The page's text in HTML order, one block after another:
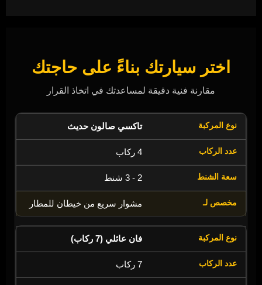
اختر سيارتك بناءً على حاجتك
مقارنة فنية دقيقة لمساعدتك في اتخاذ القرار
تاكسي صالون حديث
4 ركاب
2 - 3 شنط
مشوار سريع من خيطان للمطار
فان عائلي (7 ركاب)
7 ركاب